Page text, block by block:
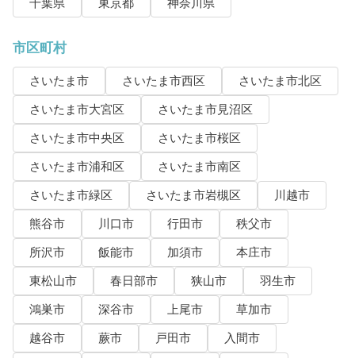
千葉県
東京都 神奈川県
市区町村
さいたま市 さいたま市西区
さいたま市北区
さいたま市大宮区
さいたま市見沼区
さいたま市中央区
さいたま市桜区
さいたま市浦和区
さいたま市南区
さいたま市緑区
さいたま市岩槻区
川越市
熊谷市
川口市 行田市
秩父市
所沢市
飯能市 加須市
本庄市
東松山市
春日部市 狭山市
羽生市
鴻巣市
深谷市 上尾市
草加市
越谷市
蕨市 戸田市
入間市